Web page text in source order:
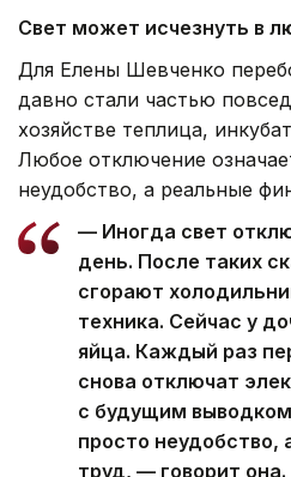
Свет может исчезнуть в
Для Елены Шевченко
давно стали частью
хозяйстве теплица,
Любое отключение
неудобство, а реальные
— Иногда свет
день. После таких
сгорают
техника. Сейчас у
яйца. Каждый раз
снова отключат
с будущим
просто неудобство,
труд, — говорит она.